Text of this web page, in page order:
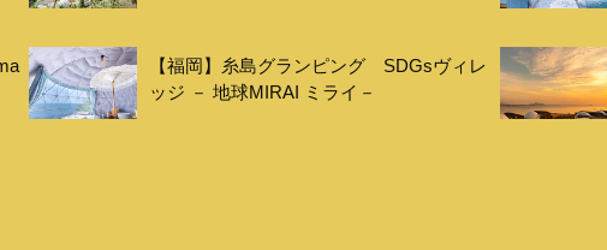
【福岡】糸島グランピング SDGsヴィレ
ッジ － 地球MIRAI ミライ－